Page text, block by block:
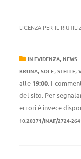
LICENZA PER IL
IN EVIDENZA, NEWS
BRUNA, SOLE, STELLE,
alle 19:00. I
del sito. Per
errori è invece
10.20371/INAF/2724-